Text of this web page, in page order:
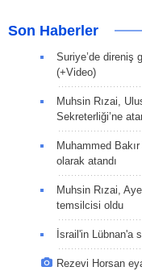
Son Haberler
Suriye’de direniş
(+Video)
Muhsin Rızai,
Sekreterliği’ne
Muhammed
olarak atandı
Muhsin Rızai,
temsilcisi oldu
İsrail'in Lübnan'a
Rezevi Horsan